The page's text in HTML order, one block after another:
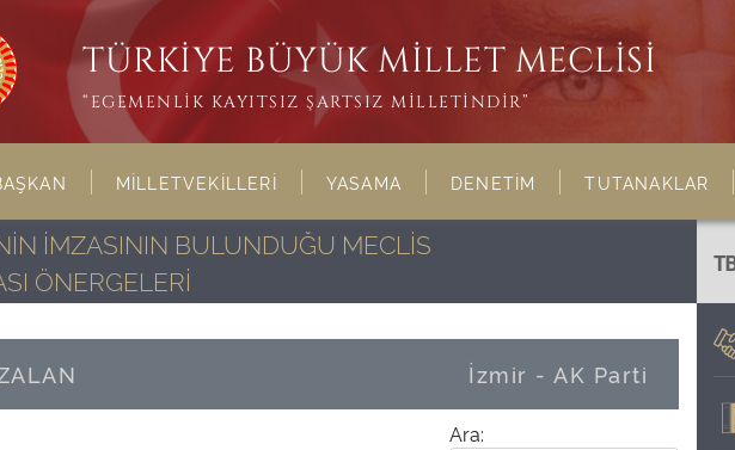
TÜRKİYE BÜYÜK MİLLET MECLİSİ
“EGEMENLİK KAYITSIZ ŞARTSIZ MİLLETİNDİR”
MİLLETVEKİLLERİ YASAMA DENETİM TUTANAKLAR
İMZASININ BULUNDUĞU MECLİS
ÖNERGELERİ
İzmir - AK Parti
Ara: